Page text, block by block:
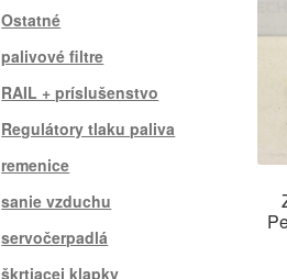
Ostatné
palivové filtre
RAIL + príslušenstvo
Regulátory tlaku paliva
remenice
sanie vzduchu
servočerpadlá
škrtiacej klapky